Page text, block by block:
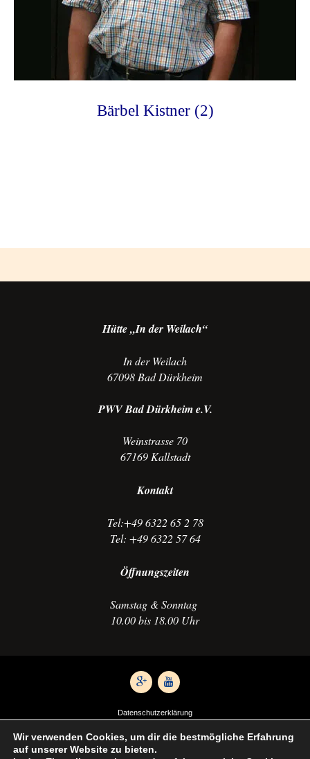
Bärbel Kistner (2)
Hütte „In der Weilach“
In der Weilach
67098 Bad Dürkheim
PWV Bad Dürkheim e.V.
Weinstrasse 70
67169 Kallstadt
Kontakt
Tel:+49 6322 65 2 78
Tel: +49 6322 57 64
Öffnungszeiten
Samstag & Sonntag
10.00 bis 18.00 Uhr
Datenschutzerklärung
Wir verwenden Cookies, um dir die bestmögliche Erfahrung
auf unserer Website zu bieten.